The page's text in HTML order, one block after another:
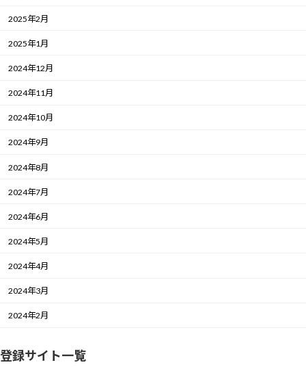
2025年2月
2025年1月
2024年12月
2024年11月
2024年10月
2024年9月
2024年8月
2024年7月
2024年6月
2024年5月
2024年4月
2024年3月
2024年2月
登録サイト一覧